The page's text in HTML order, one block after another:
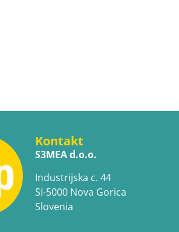
Kontakt
S3MEA d.o.o.
Industrijska c. 44
SI-5000 Nova Gorica
Slovenia